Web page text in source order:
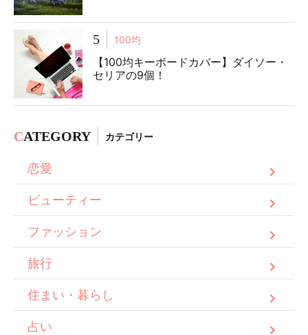
5 100均
【100均キーボードカバー】ダイソー・
セリアの9個！
CATEGORY カテゴリー
恋愛
ビューティー
ファッション
旅行
住まい・暮らし
占い